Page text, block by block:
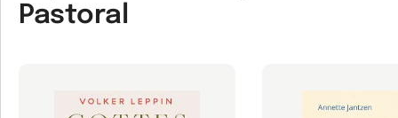
Pastoral